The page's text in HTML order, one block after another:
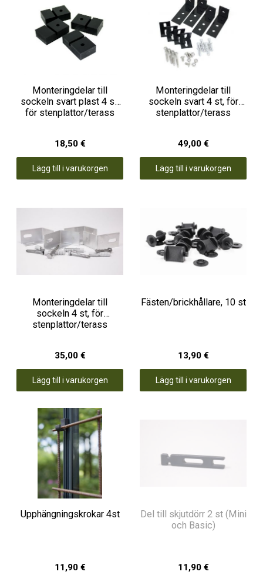
Monteringdelar till
sockeln svart plast 4 st,
för stenplattor/terass
18,50 €
Lägg till i varukorgen
Monteringdelar till
sockeln svart 4 st, för
stenplattor/terass
49,00 €
Lägg till i varukorgen
Monteringdelar till
sockeln 4 st, för
stenplattor/terass
35,00 €
Lägg till i varukorgen
Fästen/brickhållare, 10 st
13,90 €
Lägg till i varukorgen
Upphängningskrokar 4st
11,90 €
Del till skjutdörr 2 st (Mini
och Basic)
11,90 €